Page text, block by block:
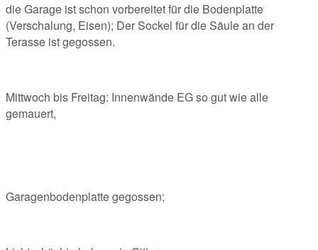
die Garage ist schon vorbereitet für die Bodenplatte
(Verschalung, Eisen); Der Sockel für die Säule an der
Terasse ist gegossen.
Mittwoch bis Freitag: Innenwände EG so gut wie alle
gemauert,
Garagenbodenplatte gegossen;